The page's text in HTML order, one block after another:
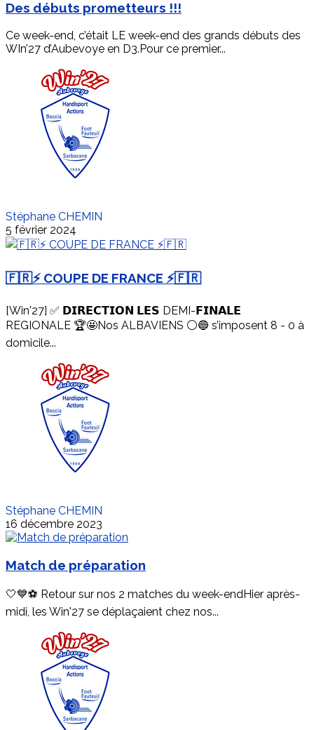
Des débuts prometteurs !!!
Ce week-end, c’était LE week-end des grands débuts des
WIn’27 d’Aubevoye en D3.Pour ce premier...
Stéphane CHEMIN
5 février 2024
🇫🇷⚡️ COUPE DE FRANCE ⚡️🇫🇷
[Win'27] ✅ 𝗗𝗜𝗥𝗘𝗖𝗧𝗜𝗢𝗡 𝗟𝗘𝗦 DEMI-𝗙𝗜𝗡𝗔𝗟𝗘
REGIONALE 🏆🤩Nos ALBAVIENS ⚪️🔵 s’imposent 8 - 0 à
domicile...
Stéphane CHEMIN
16 décembre 2023
Match de préparation
🤍💙⚽ Retour sur nos 2 matches du week-endHier après-
midi, les Win'27 se déplaçaient chez nos...